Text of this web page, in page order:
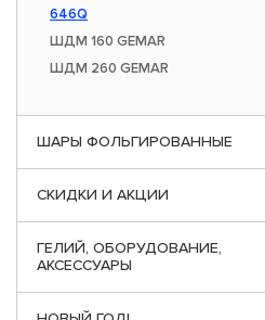
646Q
ШДМ 160 GEMAR
ШДМ 260 GEMAR
ШАРЫ ФОЛЬГИРОВАННЫЕ
СКИДКИ И АКЦИИ
ГЕЛИЙ, ОБОРУДОВАНИЕ,
АКСЕССУАРЫ